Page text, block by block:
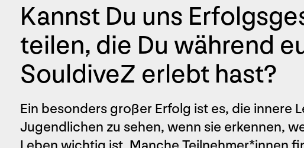
Kannst Du uns
teilen, die Du während
SouldiveZ erlebt hast?
Ein besonders großer Erfolg ist es, die innere
Jugendlichen zu sehen, wenn sie erkennen,